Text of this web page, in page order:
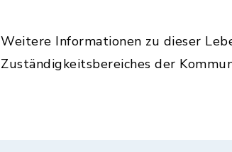
Weitere Informationen zu dieser
Zuständigkeitsbereiches der